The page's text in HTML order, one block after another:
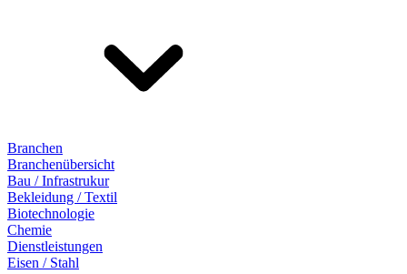
Branchen
Branchenübersicht
Bau / Infrastrukur
Bekleidung / Textil
Biotechnologie
Chemie
Dienstleistungen
Eisen / Stahl